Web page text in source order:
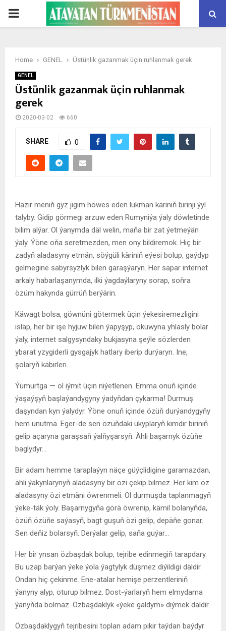
PRIMARY
Home GENEL Üstünlik gazanmak üçin ruhlanmak gerek
GENEL
Üstünlik gazanmak üçin ruhlanmak
gerek
2020-03-02 660
SHARE 0
Häzir meniň gyz jigim höwes eden lukman käriniň birinji ýyl
talyby. Gidip görmegi arzuw eden Rumyniýa ýaly döwletinde
bilim alýar. Ol ýanymda däl welin, maňa bir zat ýetmeýän
ýaly. Ýöne oňa seretmezden, men ony bildiremok. Hiç bir
zadyň aladasyny etmän, söýgüli käriniň eýesi bolup, gaýdyp
gelmegine sabyrsyzlyk bilen garaşýaryn. Her sapar internet
arkaly habarlaşanymda, ilki ýagdaýlaryny sorap, soňra
özüm hakynda gürrüň berýärin.
Käwagt bolsa, göwnüni götermek üçin ýekesiremezligini
isläp, her bir işe hyjuw bilen ýapyşyp, okuwyna yhlasly bolar
ýaly, internet salgysyndaky bukjasyna şeýle sözlerden
ybarat yzygiderli gysgajyk hatlary iberip durýaryn. Ine,
şolaryň käbirleri…
Ýumurtga — ol iýmit üçin niýetlenen. Emma onuň içinde
ýaşaýşyň başlaýandygyny ýadyňdan çykarma! Durmuş
daşyndan kyn ýalydyr. Ýöne onuň içinde özüň durýandygyňy
hem unutma. Eger-de sen özüňdäki ukyplaryň kimdir biriniň
gelip açaryna garaşsaň ýalňyşarsyň. Ähli başarnyk özüňe
baglydyr…
Bir adam hemme taraplaýyn näçe güýçlidigine garamazdan,
ähli ýakynlarynyň aladasyny bir özi çekip bilmez. Her kim öz
aladasyny özi etmäni öwrenmeli. Ol durmuşda taplanmagyň
ýeke-täk ýoly. Başarnygyňa görä öwrenip, kämil bolanyňda,
özüň özüňe saýasyň, bagt guşuň özi gelip, depäňe gonar.
Sen deňiz bolarsyň. Derýalar gelip, saňa guýar…
Her bir ynsan özbaşdak bolup, tejribe edinmegiň tarapdary.
Bu uzap barýan ýeke ýola ýagtylyk düşmez diýildigi däldir.
Ondan hiç çekinme. Ene-atalar hemişe perzentleriniň
ýanyny alyp, oturup bilmez. Dost-ýarlaryň hem elmydama
ýanyňda bolmaz. Özbaşdaklyk «ýeke galdym» diýmek däldir.
Özbaşdaklygyň tejribesini toplan adam pikir taýdan baýdyr